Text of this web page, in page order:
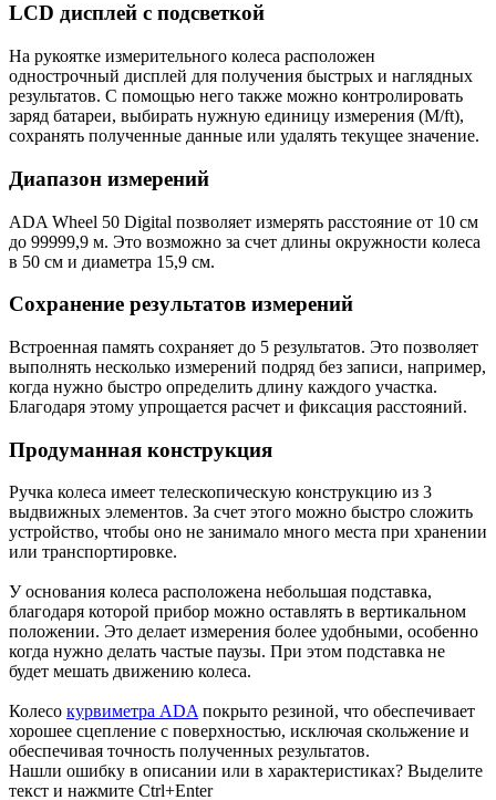
LCD дисплей с подсветкой
На рукоятке измерительного колеса расположен
однострочный дисплей для получения быстрых и наглядных
результатов. С помощью него также можно контролировать
заряд батареи, выбирать нужную единицу измерения (M/ft),
сохранять полученные данные или удалять текущее значение.
Диапазон измерений
ADA Wheel 50 Digital позволяет измерять расстояние от 10 см
до 99999,9 м. Это возможно за счет длины окружности колеса
в 50 см и диаметра 15,9 см.
Сохранение результатов измерений
Встроенная память сохраняет до 5 результатов. Это позволяет
выполнять несколько измерений подряд без записи, например,
когда нужно быстро определить длину каждого участка.
Благодаря этому упрощается расчет и фиксация расстояний.
Продуманная конструкция
Ручка колеса имеет телескопическую конструкцию из 3
выдвижных элементов. За счет этого можно быстро сложить
устройство, чтобы оно не занимало много места при хранении
или транспортировке.
У основания колеса расположена небольшая подставка,
благодаря которой прибор можно оставлять в вертикальном
положении. Это делает измерения более удобными, особенно
когда нужно делать частые паузы. При этом подставка не
будет мешать движению колеса.
Колесо курвиметра ADAпокрыто резиной, что обеспечивает
хорошее сцепление с поверхностью, исключая скольжение и
обеспечивая точность полученных результатов.
Нашли ошибку в описании или в характеристиках? Выделите
текст и нажмите Ctrl+Enter